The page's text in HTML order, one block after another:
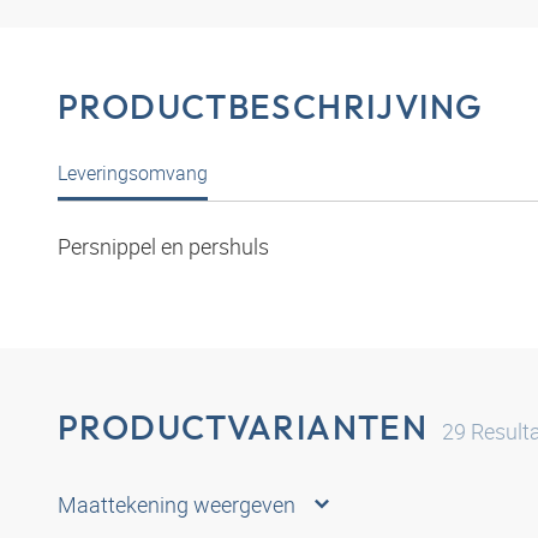
PRODUCTBESCHRIJVING
Leveringsomvang
Persnippel en pershuls
PRODUCTVARIANTEN 29
Maattekening weergeven